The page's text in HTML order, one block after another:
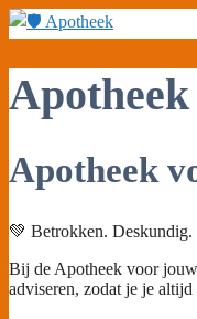
Ga
naar
inhoud
Apotheek
💚 Betrokken. Deskundig.
Bij de Apotheek voor jouw
adviseren, zodat je je